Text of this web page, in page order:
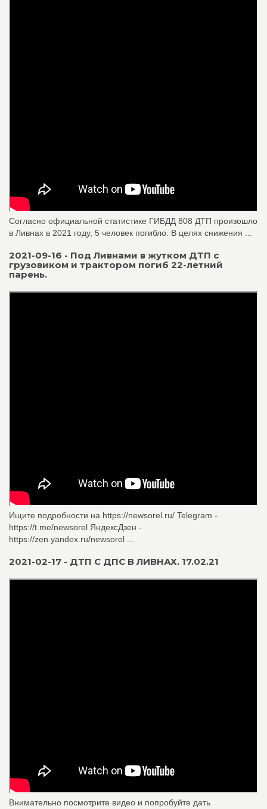
Согласно официальной статистике ГИБДД 808 ДТП произошло
в Ливнах в 2021 году, 5 человек погибло. В целях снижения ...
2021-09-16 - Под Ливнами в жутком ДТП с
грузовиком и трактором погиб 22-летний
парень.
Ищите подробности на https://newsorel.ru/ Telegram -
https://t.me/newsorel ЯндексДзен -
https://zen.yandex.ru/newsorel ...
2021-02-17 - ДТП С ДПС В ЛИВНАХ. 17.02.21
Внимательно посмотрите видео и попробуйте дать